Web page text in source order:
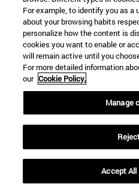
FUNCIÓN Y
Más información
For example, to identify you as a
about your browsing habits
personalize how the content is
cookies you want to enable or
will remain active until you
For more detailed information
our Cookie Policy.
Manage
Accept All